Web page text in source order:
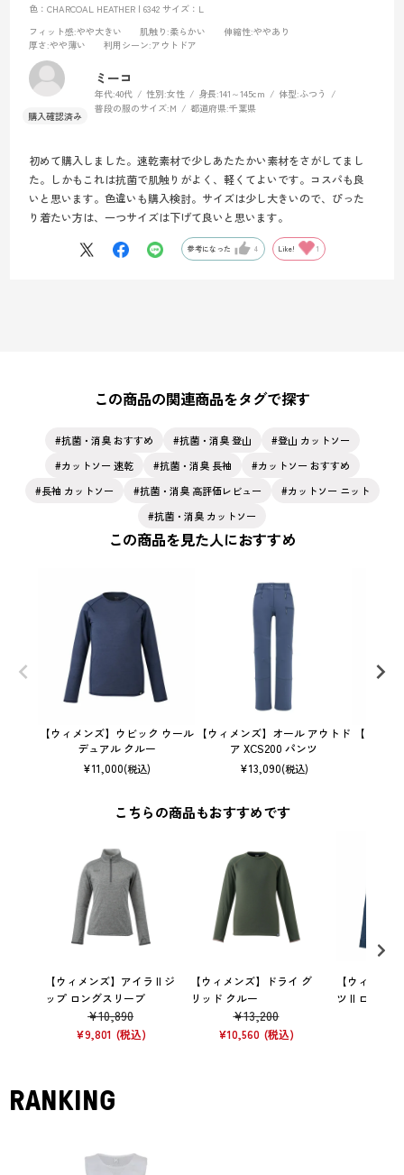
色：CHARCOAL HEATHER | 6342 サイズ：L
フィット感:やや大きい 肌触り :柔らかい 伸縮性:ややあり
厚さ:やや薄い 利用シーン:アウトドア
ミーコ
年代:40代 性別:女性 身長:141～145cm 体型:ふつう
普段の服のサイズ:M 都道府県:千葉県
初めて購入しました。速乾素材で少しあたたかい素材をさがしてまし
た。しかもこれは抗菌で肌触りがよく、軽くてよいです。コスパも良
いと思います。色違いも購入検討。サイズは少し大きいので、ぴった
り着たい方は、一つサイズは下げて良いと思います。
参考になった 4 Like! 1
この商品の関連商品をタグで探す
抗菌・消臭 おすすめ 抗菌・消臭 登山
登山 カットソー
カットソー 速乾
抗菌・消臭 長袖
カットソー おすすめ
長袖 カットソー
抗菌・消臭 高評価レビュー
カットソー ニット
抗菌・消臭 カットソー
この商品を見た人におすすめ
【ウィメンズ】ウビック ウール
デュアル クルー
¥11,000(税込)
【ウィメンズ】オール アウトド
ア XCS200 パンツ
¥13,090(税込)
【ウィ
こちらの商品もおすすめです
【ウィメンズ】アイラ II ジ
ップ ロングスリーブ
¥10,890
¥9,801
【ウィメンズ】ドライ グ
リッド クルー
¥13,200
¥10,560
【ウィメン
ツ II ロング
RANKING